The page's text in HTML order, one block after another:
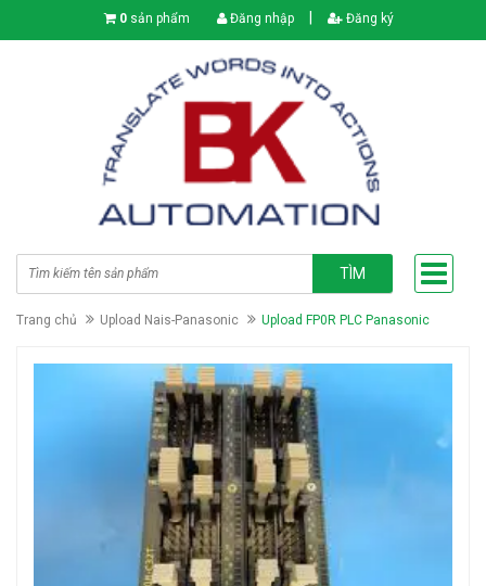
0 sản phẩm Đăng nhập Đăng ký
TÌM
Trang chủ Upload Nais-Panasonic Upload FP0R PLC Panasonic